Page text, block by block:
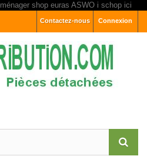
Connexion
Contactez-nous